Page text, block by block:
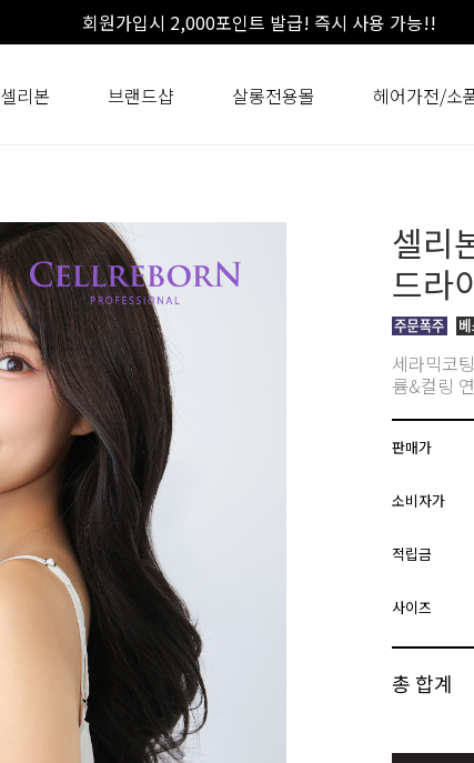
회원가입시 2,000포인트 발급! 즉시 사용 가능!!
셀리본 브랜드샵 살롱전용몰 헤어가전/소
셀리
드라
세라믹코
륨&컬링
판매가
소비자가
적립금
사이즈
총 합계